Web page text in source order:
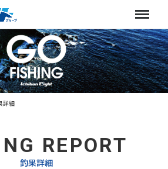
詳細
REPORT
釣果詳細